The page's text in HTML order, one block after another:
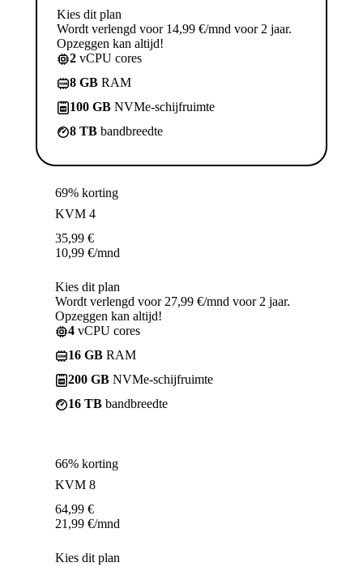
Kies dit plan
Wordt verlengd voor 14,99 €/mnd voor 2 jaar.
Opzeggen kan altijd!
2 vCPU cores
8 GB RAM
100 GB NVMe-schijfruimte
8 TB bandbreedte
69% korting
KVM 4
35,99 €
10,99 €/mnd
Kies dit plan
Wordt verlengd voor 27,99 €/mnd voor 2 jaar.
Opzeggen kan altijd!
4 vCPU cores
16 GB RAM
200 GB NVMe-schijfruimte
16 TB bandbreedte
66% korting
KVM 8
64,99 €
21,99 €/mnd
Kies dit plan